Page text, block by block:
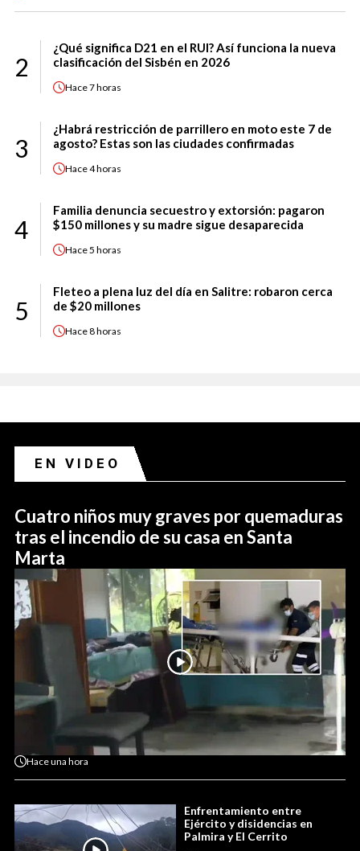
2
¿Qué significa D21 en el RUI? Así funciona la nueva
clasificación del Sisbén en 2026
Hace7 horas
3
¿Habrá restricción de parrillero en moto este 7 de
agosto? Estas son las ciudades confirmadas
Hace4 horas
4
Familia denuncia secuestro y extorsión: pagaron
$150 millones y su madre sigue desaparecida
Hace5 horas
5
Fleteo a plena luz del día en Salitre: robaron cerca
de $20 millones
Hace8 horas
EN VIDEO
Cuatro niños muy graves por quemaduras
tras el incendio de su casa en Santa
Marta
Haceuna hora
Enfrentamiento entre
Ejército y disidencias en
Palmira y El Cerrito